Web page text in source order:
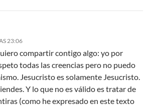
23:06
compartir contigo algo: yo por
todas las creencias pero no puedo
Jesucristo es solamente Jesucristo.
Y lo que no es válido es tratar de
(como he expresado en este texto